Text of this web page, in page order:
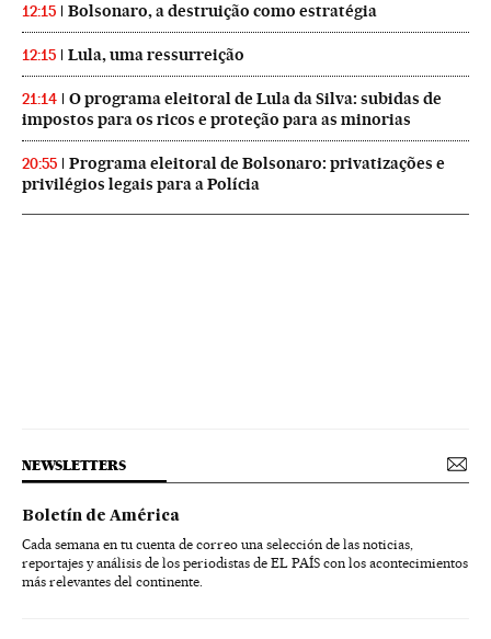
12:15 Bolsonaro, a destruição como estratégia
12:15 Lula, uma ressurreição
21:14
O programa eleitoral de Lula da Silva: subidas de
impostos para os ricos e proteção para as minorias
20:55
Programa eleitoral de Bolsonaro: privatizações e
privilégios legais para a Polícia
NEWSLETTERS
Boletín de América
Cada semana en tu cuenta de correo una selección de las noticias,
reportajes y análisis de los periodistas de EL PAÍS con los acontecimientos
más relevantes del continente.